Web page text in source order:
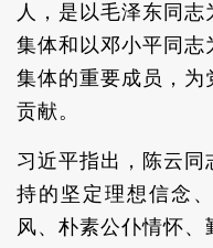
人，是以毛泽东同
集体和以邓小平同志
集体的重要成员，为
贡献。
习近平指出，陈云
持的坚定理想信念
风、朴素公仆情怀